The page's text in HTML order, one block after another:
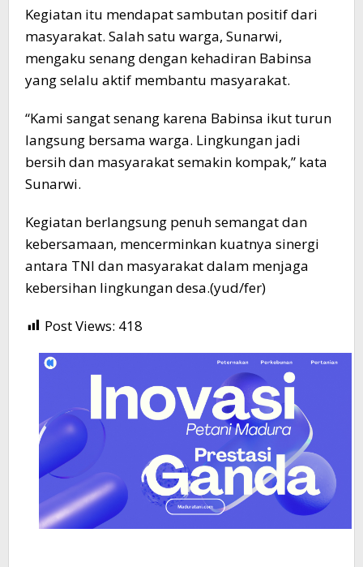
Kegiatan itu mendapat sambutan positif dari
masyarakat. Salah satu warga, Sunarwi,
mengaku senang dengan kehadiran Babinsa
yang selalu aktif membantu masyarakat.
“Kami sangat senang karena Babinsa ikut turun
langsung bersama warga. Lingkungan jadi
bersih dan masyarakat semakin kompak,” kata
Sunarwi.
Kegiatan berlangsung penuh semangat dan
kebersamaan, mencerminkan kuatnya sinergi
antara TNI dan masyarakat dalam menjaga
kebersihan lingkungan desa.(yud/fer)
Post Views: 418